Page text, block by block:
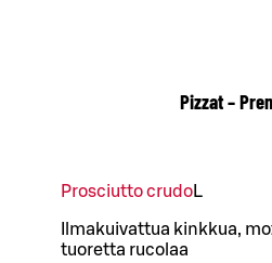
Pizzat –
Prosciutto crudoL
Ilmakuivattua kinkkua,
tuoretta rucolaa